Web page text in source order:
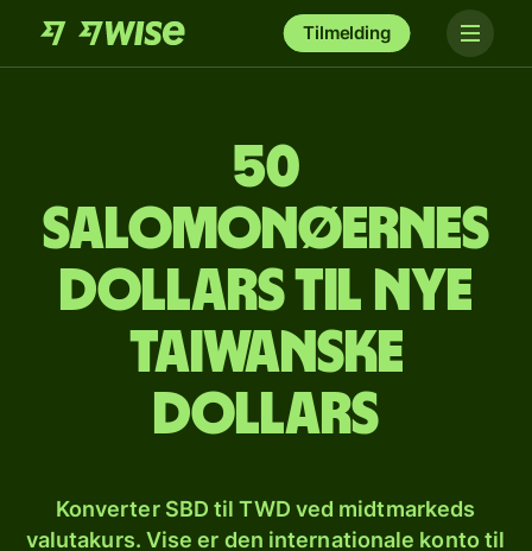
Tilmelding
50
salomonøernes
dollars til nye
taiwanske
dollars
Konverter SBD til TWD ved midtmarkeds
valutakurs. Vise er den internationale konto til